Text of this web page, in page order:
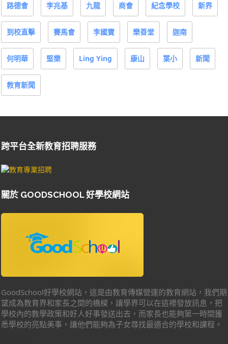
路德會 李兆基 九龍 商會 紀念學校 新界
到校直擊 賽馬會 李國寶 樂善堂 迦南
何明華 堅樂 Ling Ying 康山 葉小 新聞
教育新聞
跨平台全新教育招聘服務
關於 GOODSCHOOL 好學校網站
GoodSchool好學校網站，這是由教育傳媒營運的教育網站，我們期
望成為教育界和家長之間的橋樑，讓學界可以在這裡發放訊息，把
學校內的教學政策和好人好事發送出去，而家長也能夠第一時間獲
悉學校的亮點美事，讓他們能夠為子女尋找最適合的學校和課程。